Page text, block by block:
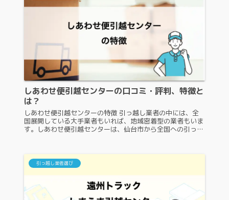
しあわせ便引越センターの口コミ・評判、特徴と
は？
しあわせ便引越センターの特徴 引っ越し業者の中には、全
国展開している大手業者もいれば、地域密着型の業者もいま
す。しあわせ便引越センターは、仙台市から全国への引っ越
引っ越し業者選び